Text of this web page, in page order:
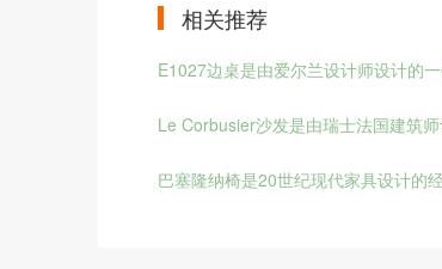
相关推荐
E1027边桌是由爱尔兰设计师设计的
Le Corbusier沙发是由瑞士法国建筑
巴塞隆纳椅是20世纪现代家具设计的